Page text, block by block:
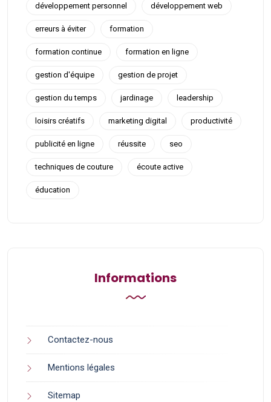
développement personnel développement web
erreurs à éviter formation
formation continue formation en ligne
gestion d'équipe gestion de projet
gestion du temps jardinage leadership
loisirs créatifs marketing digital productivité
publicité en ligne réussite seo
techniques de couture écoute active
éducation
Informations
Contactez-nous
Mentions légales
Sitemap